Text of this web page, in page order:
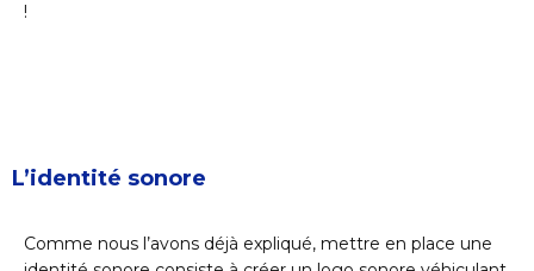
!
L’identité sonore
Comme nous l’avons déjà expliqué, mettre en place une